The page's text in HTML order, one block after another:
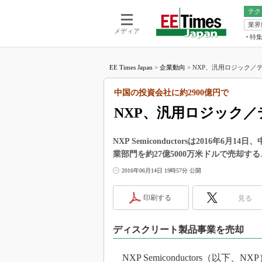
メディア
テ
電池／エネルア
マ
業
特集
福田昭
大原雄
リタイ
学漂流記
踊るバ
で起こ
EE Times Japan > 企業動向 > NXP、汎用ロジック／
NXP、汎用ロジック
中国の投資会社に約2900億円で
NXP Semiconductorsは2016年6月14日
業部門を約27億5000万米ドルで売却す
2016年06月14日 19時57分 公開
印刷する 見る
ディスクリート製品事業を売却
NXP Semiconductors（以下、NXP